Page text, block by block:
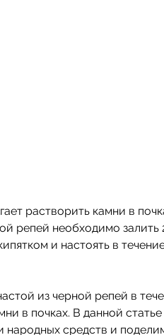
репей необходимо
и настоять в
из черной репей в
в почках. В данной
народных средств и